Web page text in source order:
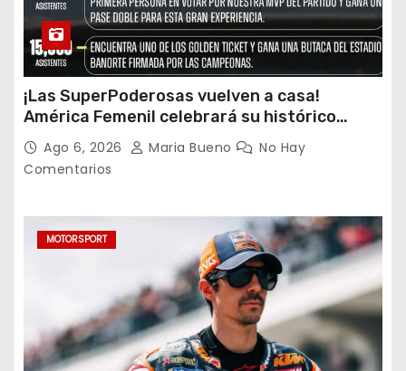
¡Las SuperPoderosas vuelven a casa!
América Femenil celebrará su histórico
triplete con una auténtica fiesta ante Cruz
Azul
Ago 6, 2026 Maria Bueno
No Hay
Comentarios
MOTORSPORT